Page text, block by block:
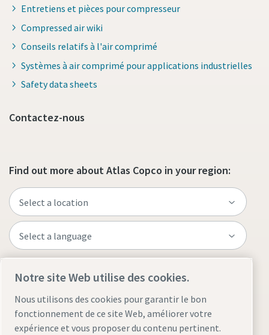
Entretiens et pièces pour compresseur
Compressed air wiki
Conseils relatifs à l'air comprimé
Systèmes à air comprimé pour applications industrielles
Safety data sheets
Contactez-nous
Find out more about Atlas Copco in your region:
Visit the site
Notre site Web utilise des cookies.
Nous utilisons des cookies pour garantir le bon
fonctionnement de ce site Web, améliorer votre
expérience et vous proposer du contenu pertinent.